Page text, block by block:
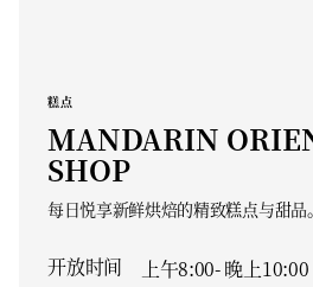
糕点
MANDARIN
SHOP
每日悦享新鲜烘焙的精致糕点与甜品。
开放时间 上午8:00- 晚上10:00